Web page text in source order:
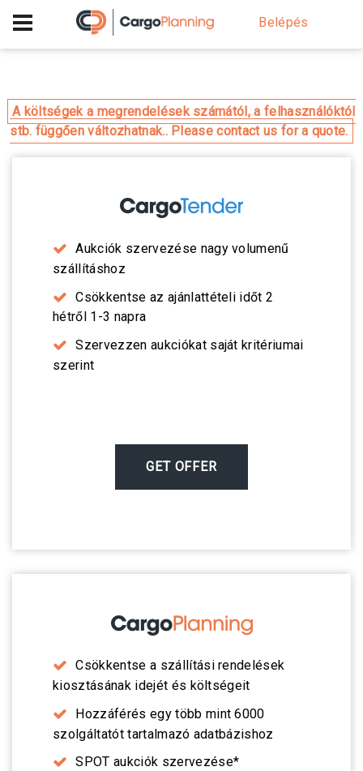
+40 756 628 230 Belépés
A költségek a megrendelések számától, a felhasználóktól
stb. függően változhatnak.. Please contact us for a quote.
Aukciók szervezése nagy volumenű
szállításhoz
Csökkentse az ajánlattételi időt 2
hétről 1-3 napra
Szervezzen aukciókat saját kritériumai
szerint
GET OFFER
Csökkentse a szállítási rendelések
kiosztásának idejét és költségeit
Hozzáférés egy több mint 6000
szolgáltatót tartalmazó adatbázishoz
SPOT aukciók szervezése*